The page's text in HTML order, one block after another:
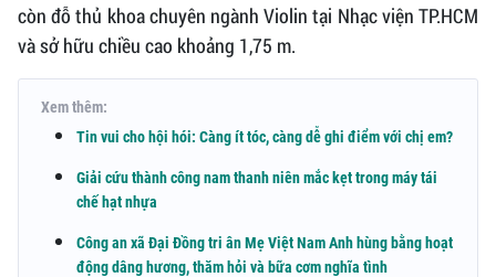
còn đỗ thủ khoa chuyên ngành Violin tại Nhạc viện TP.HCM
và sở hữu chiều cao khoảng 1,75 m.
Xem thêm:
Tin vui cho hội hói: Càng ít tóc, càng dễ ghi điểm với chị em?
Giải cứu thành công nam thanh niên mắc kẹt trong máy tái
chế hạt nhựa
Công an xã Đại Đồng tri ân Mẹ Việt Nam Anh hùng bằng hoạt
động dâng hương, thăm hỏi và bữa cơm nghĩa tình